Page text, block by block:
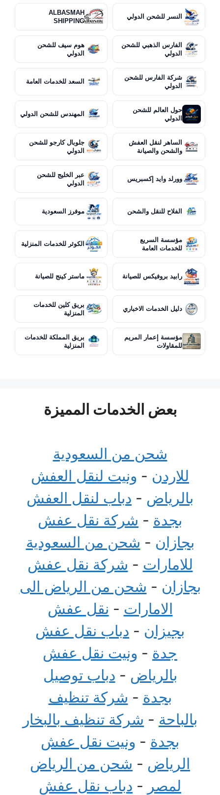
النسر للشحن الدولي
ALBASMAH
SHIPPING
الفارس الذهبي للشحن
الدولي
هوم سيف للشحن
الدولي
شركة الفارس للشحن
الدولي
السعد للخدمات العامة
حول العالم للشحن
الدولي
المهندس للشحن الدولي
الساهر لنقل العفش
والشحن والصيانة
جلوبال كارجو للشحن
الدولي
وورلد وايد إكسبريس
عبر الخليج للشحن
الدولي
الفلاح للنقل والشحن موفرز السعودية
مؤسسة السريع
للخدمات العامة
الكوثر للخدمات المنزلية
رابيد بروفيكس للصيانة ماستر كينج للصيانة
دليل الخدمات الاخباري
بريق كلين للخدمات
المنزلية
مؤسسة إعمار المريم
للمقاولات
بريق المملكة للخدمات
المنزلية
بعض الخدمات المميزة
شحن من السعودية
للاردن - ونيت لنقل العفش
بالرياض - دباب لنقل العفش
بجدة - شركة نقل عفش
بجازان - شحن من السعودية
للامارات - شركة نقل عفش
بجازان - شحن من الرياض الى
الامارات - نقل عفش
بجيزان - دباب نقل عفش
جدة - ونيت نقل عفش
بالرياض - دباب توصيل
بجدة - شركة تنظيف
بالباحة - شركة تنظيف بالبخار
بجدة - ونيت نقل عفش
الرياض - شحن من الرياض
لمصر - دباب نقل عفش